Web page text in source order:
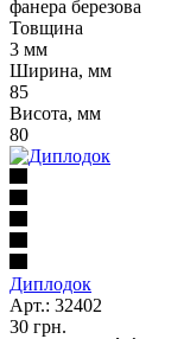
фанера березова
Товщина
3 мм
Ширина, мм
85
Висота, мм
80
Диплодок
Арт.: 32402
30 грн.